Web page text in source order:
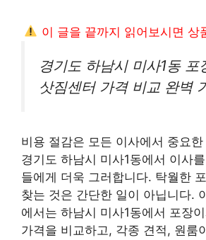
이 글을 끝까지 읽어보시면 상
경기도 하남시 미사1동 포
삿짐센터 가격 비교 완벽
비용 절감은 모든 이사에서 중요
경기도 하남시 미사1동에서 이사
들에게 더욱 그러합니다. 탁월한
찾는 것은 간단한 일이 아닙니다.
에서는 하남시 미사1동에서 포장
가격을 비교하고, 각종 견적, 원룸